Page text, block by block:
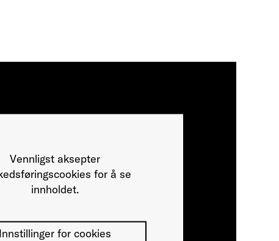
Vennligst aksepter
for å se
innholdet.
Innstillinger for cookies